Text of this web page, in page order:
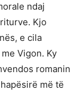
ndaj
Kjo
e cila
Vigon. Ky
romanin
më të